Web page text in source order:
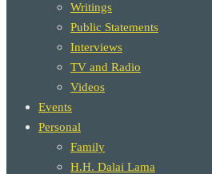
Writings
Public Statements
Interviews
TV and Radio
Videos
Events
Personal
Family
H.H. Dalai Lama